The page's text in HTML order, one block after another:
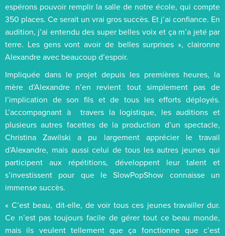
espérons pouvoir remplir la salle de notre école, qui compte
350 places. Ce serait un vrai gros succès. Et j’ai confiance. En
audition, j’ai entendu des super belles voix et ça m’a jeté par
terre. Les gens vont avoir de belles surprises », claironne
Alexandre avec beaucoup d’espoir.
Impliquée dans le projet depuis les premières heures, la
mère d’Alexandre n’en revient tout simplement pas de
l’implication de son fils et de tous les efforts déployés.
L’accompagnant à travers la logistique, les auditions et
plusieurs autres facettes de la production d’un spectacle,
Christina Zawilski a pu largement apprécier le travail
d’Alexandre, mais aussi celui de tous les autres jeunes qui
participent aux répétitions, développent leur talent et
s’investissent pour que le SlowPopShow connaisse un
immense succès.
« C’est beau, dit-elle, de voir tous ces jeunes travailler dur.
Ce n’est pas toujours facile de gérer tout ce beau monde,
mais ils veulent tellement que ça fonctionne que c’est